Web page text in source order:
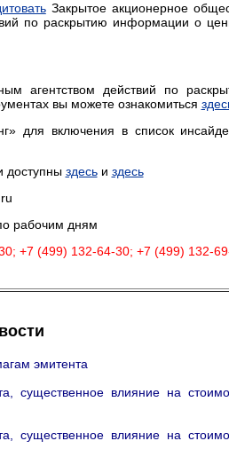
Закрытое акционерное
по раскрытию информации о
агентством действий по
вы можете ознакомиться
для включения в список
доступны здесьи здесь
рабочим дням
+7 (499) 132-64-30; +7 (499) 132-
эмитента
влияние на
влияние на